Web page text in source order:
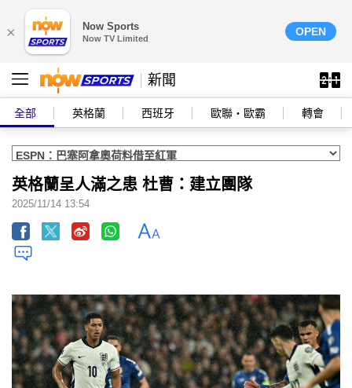
× Now Sports
Now TV Limited
OPEN
新聞
全部 英格蘭 西班牙 歐聯‧歐霸 轉會
英格蘭呈人滿之患 杜曹：建立團隊
2025/11/14 13:54